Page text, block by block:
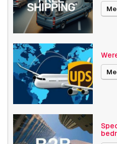
Audio
Resolutie
Software
Axis Series
Power over Ethernet
Maximale Beeldhoek 91° -